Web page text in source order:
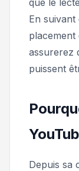
En suivant
assurerez
puissent
Depuis sa